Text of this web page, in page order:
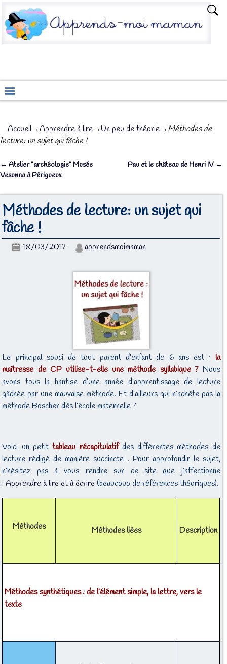
Accueil→Apprendre à lire→Un peu de théorie→Méthodes de
lecture: un sujet qui fâche !
Navigation des articles
← Atelier “archéologie” Musée
Vesunna à Périgueux
Pau et le château de Henri IV →
Méthodes de lecture: un sujet qui
fâche !
18/03/2017 apprendsmoimaman
Le principal souci de tout parent d’enfant de 6 ans est : la
maîtresse de CP utilise-t-elle une méthode syllabique ?Nous
avons tous la hantise d’une année d’apprentissage de lecture
gâchée par une mauvaise méthode. Et d’ailleurs qui n’achète pas la
méthode Boscher dès l’école maternelle ?
Voici un petittableau récapitulatifdes différentes méthodes de
lecture rédigé de manière succincte . Pour approfondir le sujet,
n’hésitez pas à vous rendre sur ce site que j’affectionne
:Apprendre à lire et à écrire(beaucoup de références théoriques).
Méthodes Méthodes liées Description
Méthodes synthétiques : de l’élément simple, la lettre, vers le
texte